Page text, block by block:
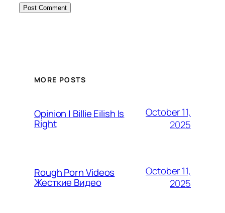
MORE POSTS
Opinion | Billie Eilish Is
Right
October 11,
2025
Rough Porn Videos
Жесткие Видео
October 11,
2025